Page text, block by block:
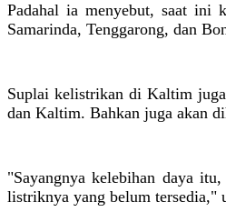
Padahal ia menyebut, saat ini
Samarinda, Tenggarong, dan
Suplai kelistrikan di Kaltim
dan Kaltim. Bahkan juga akan
"Sayangnya kelebihan daya
listriknya yang belum